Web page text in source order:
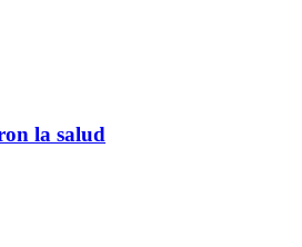
la salud